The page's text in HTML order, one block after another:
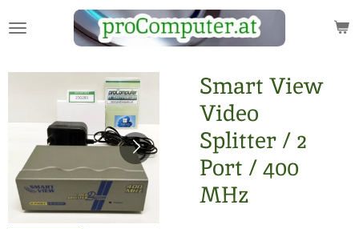
Hauptinhalt
Smart View
Video
Splitter / 2
Port / 400
MHz